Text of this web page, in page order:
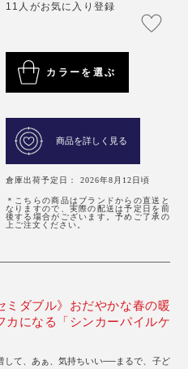
11人がお気に入り登録
カラーを選ぶ
商品を詳しく見る
倉庫出荷予定日： 2026年8月12日頃
＊こちらの商品はブランドからの直送と
なりますので、実際の配送は予定日を前
後する場合がございます。予めご了承の
上ご注文ください。
ミダブル》おだやかな春の暖
になる「シンカーパイルケ
して、あぁ、気持ちいい──まるで、子ど